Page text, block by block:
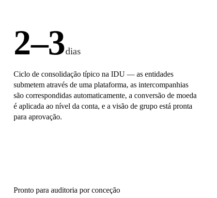
2–3dias
Ciclo de consolidação típico na IDU — as entidades
submetem através de uma plataforma, as intercompanhias
são correspondidas automaticamente, a conversão de moeda
é aplicada ao nível da conta, e a visão de grupo está pronta
para aprovação.
Pronto para auditoria por conceção